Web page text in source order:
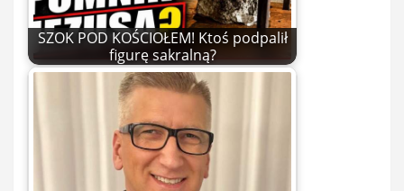
SZOK POD KOŚCIOŁEM! Ktoś podpalił
figurę sakralną?